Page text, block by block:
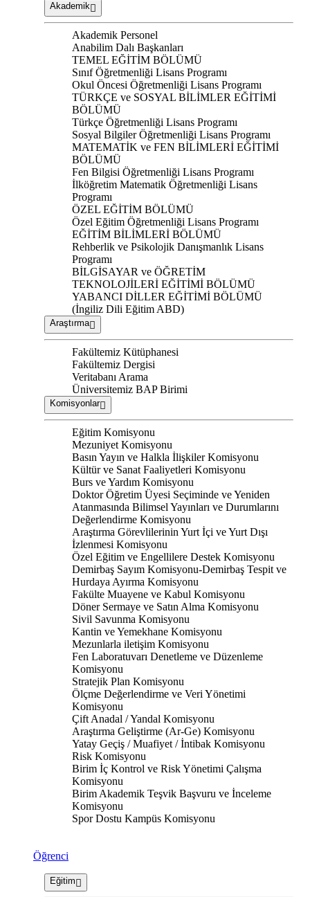
Akademik
Akademik Personel
Anabilim Dalı Başkanları
TEMEL EĞİTİM BÖLÜMÜ
Sınıf Öğretmenliği Lisans Programı
Okul Öncesi Öğretmenliği Lisans Programı
TÜRKÇE ve SOSYAL BİLİMLER EĞİTİMİ
BÖLÜMÜ
Türkçe Öğretmenliği Lisans Programı
Sosyal Bilgiler Öğretmenliği Lisans Programı
MATEMATİK ve FEN BİLİMLERİ EĞİTİMİ
BÖLÜMÜ
Fen Bilgisi Öğretmenliği Lisans Programı
İlköğretim Matematik Öğretmenliği Lisans
Programı
ÖZEL EĞİTİM BÖLÜMÜ
Özel Eğitim Öğretmenliği Lisans Programı
EĞİTİM BİLİMLERİ BÖLÜMÜ
Rehberlik ve Psikolojik Danışmanlık Lisans
Programı
BİLGİSAYAR ve ÖĞRETİM
TEKNOLOJİLERİ EĞİTİMİ BÖLÜMÜ
YABANCI DİLLER EĞİTİMİ BÖLÜMÜ
(İngiliz Dili Eğitim ABD)
Araştırma
Fakültemiz Kütüphanesi
Fakültemiz Dergisi
Veritabanı Arama
Üniversitemiz BAP Birimi
Komisyonlar
Eğitim Komisyonu
Mezuniyet Komisyonu
Basın Yayın ve Halkla İlişkiler Komisyonu
Kültür ve Sanat Faaliyetleri Komisyonu
Burs ve Yardım Komisyonu
Doktor Öğretim Üyesi Seçiminde ve Yeniden
Atanmasında Bilimsel Yayınları ve Durumlarını
Değerlendirme Komisyonu
Araştırma Görevlilerinin Yurt İçi ve Yurt Dışı
İzlenmesi Komisyonu
Özel Eğitim ve Engellilere Destek Komisyonu
Demirbaş Sayım Komisyonu-Demirbaş Tespit ve
Hurdaya Ayırma Komisyonu
Fakülte Muayene ve Kabul Komisyonu
Döner Sermaye ve Satın Alma Komisyonu
Sivil Savunma Komisyonu
Kantin ve Yemekhane Komisyonu
Mezunlarla iletişim Komisyonu
Fen Laboratuvarı Denetleme ve Düzenleme
Komisyonu
Stratejik Plan Komisyonu
Ölçme Değerlendirme ve Veri Yönetimi
Komisyonu
Çift Anadal / Yandal Komisyonu
Araştırma Geliştirme (Ar-Ge) Komisyonu
Yatay Geçiş / Muafiyet / İntibak Komisyonu
Risk Komisyonu
Birim İç Kontrol ve Risk Yönetimi Çalışma
Komisyonu
Birim Akademik Teşvik Başvuru ve İnceleme
Komisyonu
Spor Dostu Kampüs Komisyonu
Öğrenci
Eğitim